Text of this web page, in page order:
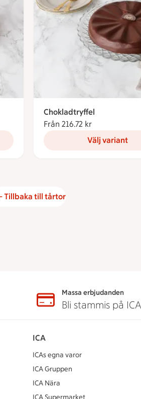
Chokladtryffel
Från 216.72 kr
Välj variant
Tillbaka till tårtor
Massa erbjudanden
Bli stammis på ICA
ICA
ICAs egna varor
ICA Gruppen
ICA Nära
ICA Supermarket